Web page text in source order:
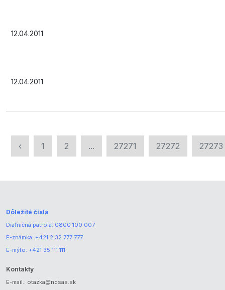
12.04.2011
12.04.2011
‹ 1 2 ... 27271 27272 27273
Dôležité čísla
Diaľničná patrola: 0800 100 007
E-známka: +421 2 32 777 777
E-mýto: +421 35 111 111
Kontakty
E-mail.: otazka@ndsas.sk